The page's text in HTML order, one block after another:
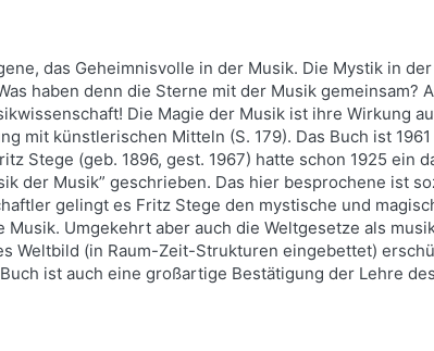
das Geheimnisvolle in der Musik. Die Mystik in
haben denn die Sterne mit der Musik gemeinsam?
Die Magie der Musik ist ihre Wirkung
mit künstlerischen Mitteln (S. 179). Das Buch ist
Stege (geb. 1896, gest. 1967) hatte schon 1925 ein
der Musik” geschrieben. Das hier besprochene ist
gelingt es Fritz Stege den mystische und
Umgekehrt aber auch die Weltgesetze als
Weltbild (in Raum-Zeit-Strukturen eingebettet)
ist auch eine großartige Bestätigung der Lehre